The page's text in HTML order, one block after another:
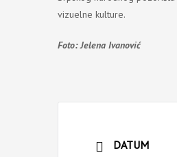
vizuelne kulture.
Foto: Jelena Ivanović
DATUM